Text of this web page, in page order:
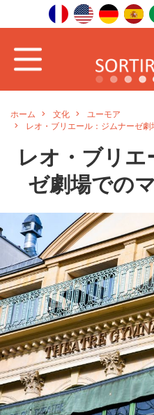
ホーム 文化
ユーモア
レオ・ブリエール：ジムナーゼ
レオ・ブリ
ゼ劇場での